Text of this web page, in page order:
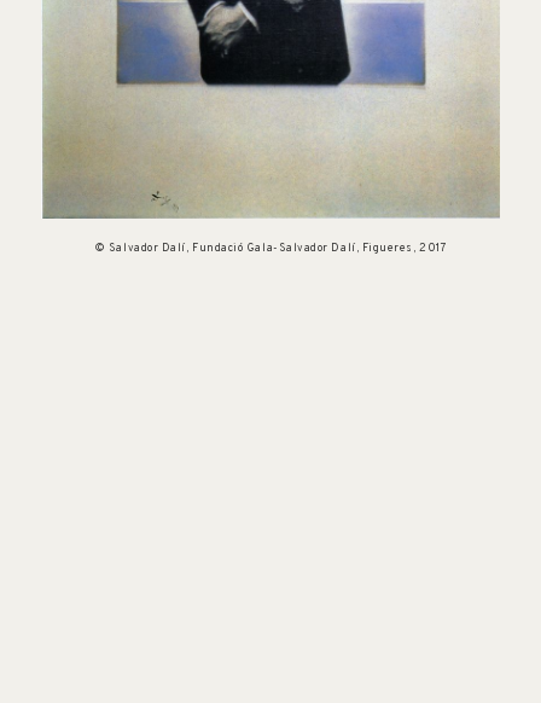
© Salvador Dalí, Fundació Gala-Salvador Dalí, Figueres, 2017